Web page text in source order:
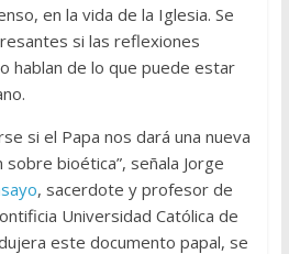
en la vida de la Iglesia. Se
si las reflexiones
hablan de lo que puede estar
si el Papa nos dará una nueva
bioética”, señala Jorge
, sacerdote y profesor de
Universidad Católica de
este documento papal, se